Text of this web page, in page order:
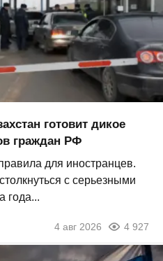
готовит дикое
граждан РФ
для иностранцев.
с серьезными
года...
4 авг 2026 4 927